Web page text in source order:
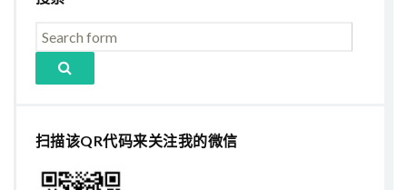
扫描该QR代码来关注我的微信